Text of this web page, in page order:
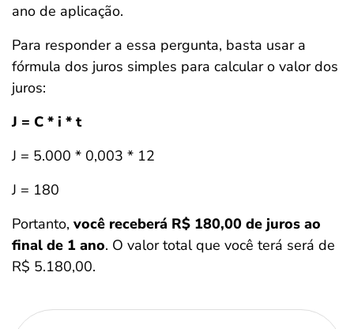
ano de aplicação.
Para responder a essa pergunta, basta usar a
fórmula dos juros simples para calcular o valor dos
juros:
J = C * i * t
J = 5.000 * 0,003 * 12
J = 180
Portanto, você receberá R$ 180,00 de juros ao
final de 1 ano. O valor total que você terá será de
R$ 5.180,00.